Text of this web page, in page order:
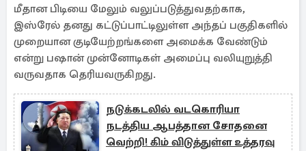
மீதான பிடியை மேலும் வலுப்படுத்துவதற்காக,
இஸ்ரேல் தனது கட்டுப்பாட்டிலுள்ள அந்தப் பகுதிகளில்
முறையான குடியேற்றங்களை அமைக்க வேண்டும்
என்று பஷான் முன்னோடிகள் அமைப்பு வலியுறுத்தி
வருவதாக தெரியவருகிறது.
நடுக்கடலில் வடகொரியா
நடத்திய ஆபத்தான சோதனை
வெற்றி! கிம் விடுத்துள்ள உத்தரவு